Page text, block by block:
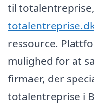
til
ressource.
mulighed for at
firmaer, der
totalentreprise i